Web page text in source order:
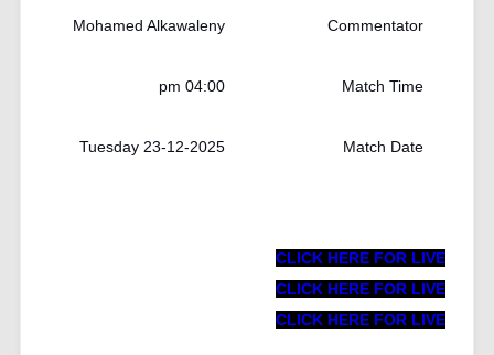
Commentator
Mohamed Alkawaleny
Match Time
04:00 pm
Match Date
Tuesday 23-12-2025
CLICK HERE FOR LIVE
CLICK HERE FOR LIVE
CLICK HERE FOR LIVE